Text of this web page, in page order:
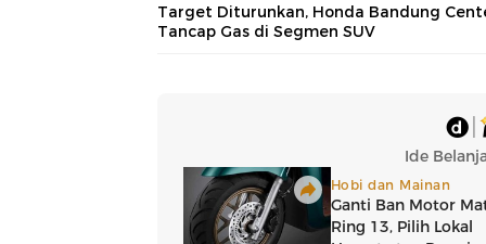
Target Diturunkan, Honda Bandung
Tancap Gas di Segmen SUV